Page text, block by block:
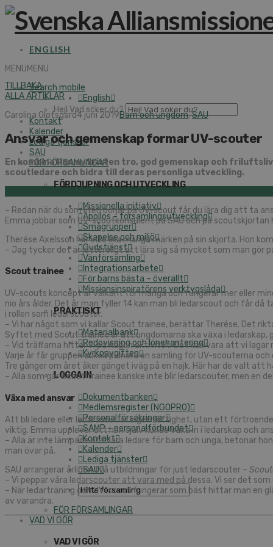
ENGLISH
MENUMENU
Search mobile
English
Hej! Vad söker du?
Kontakt
Kalender
Lediga tjänster
SAU
FÖR FÖRSAMLINGAR
FÖRDJUPNING OCH UTVECKLING
Missionella initiativ
Apollos – församlingsutveckling
Smågrupper
Skapelse och miljö
Gudstjänst
Vänförsamling
Integrationsarbete
För barns bästa – överallt
Missionsinspiratörens verktygslåda
PRAKTISKT
Materialbank
Redovisning och lönehantering
Kyrkoavgiften
LOGGA IN
Dokumentbanken
Medlemsregister (NGOPRO)
Personalförsäkringar
SAMP – personalförbundet
Kontakt
Kalender
Lediga tjänster
SAU
FÖR FÖRSAMLINGAR
VAD VI GÖR
VAD VI GÖR
TILLBAKA
ALLA ARTIKLAR
Carolina Olofsgård4 juni 2019Barn och ungdom,SAU
Ansvar och gemenskap formar UV-scouter
En kombination av kristen tro, god gemenskap och
scoutledare och bidra till deras personliga utveckling.
– Redan när du som liten börjar på UV-scout får du lära dig att ta
Emma jobbar som UV-scoutkonsulent på SAU och på
Therése Axelsson har inte lika många märken på sin skjorta. Hon
– Jag tycker det är jätteroligt att lära sig så mycket som man gör
Scout trainee
UV-scouts koncept är välkänt för många och fungerar mer eller
nio års ålder. Det år man fyller 14 kan man bli ledarscout och får
i rollen som ledarscouter.
– Vi har något som vi kallar Scout trainee, berättar Therése. Det
Syftet med Scout trainee är att ungdomarna ska växa i ledarskap,
– Vid träffarna hittar vi på någon aktivitet. Det kan vara att vi
Varje år får gruppen också planera en samling för UV-scouterna
Tre gånger om året åker gänget iväg på en hajk. Här har de valt
– Alla som går Scout trainee kanske inte blir ledarscouter, men en
Växa med ansvar
Att bli ledare eller ledarscout är ingen rättighet, utan ett
viktig. Emma upplever att hon själv kunde växa in i ledarskap och
– Alla är inte lämpade att vara ledare för barn och unga, betonar
man övar på.
SAU arrangerar årligen två utbildningar för just ledarscouter –
– Vi peppar våra ledarscouter att vara med på dessa. Vi ser det
– När ledarträning och UV-scout fungerar som bäst hittar man en
av varandra.